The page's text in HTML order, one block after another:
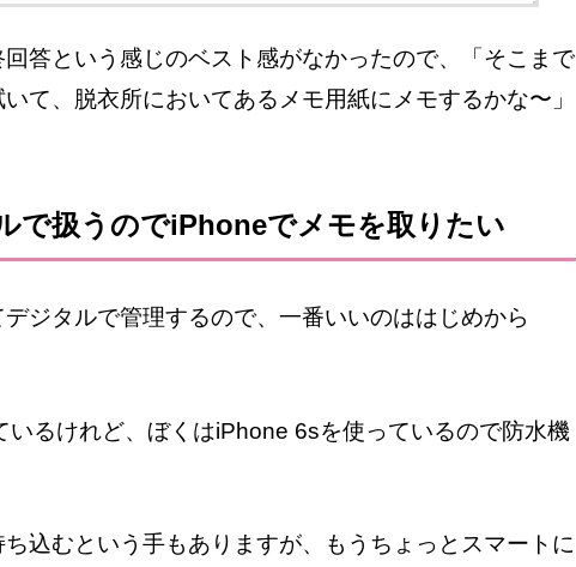
答という感じのベスト感がなかったので、「そこまで
て、脱衣所においてあるメモ用紙にメモするかな〜」
で扱うのでiPhoneでメモを取りたい
ジタルで管理するので、一番いいのははじめから
るけれど、ぼくはiPhone 6sを使っているので防水機
込むという手もありますが、もうちょっとスマートに